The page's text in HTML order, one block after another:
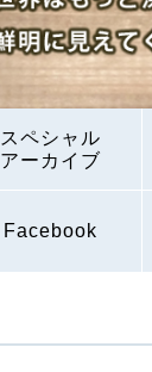
スペシャル
アーカイブ
Facebook